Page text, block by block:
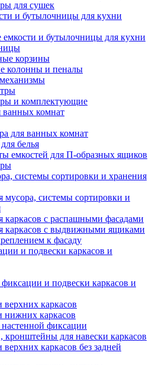
для сушек
и бутылочницы для кухни
емкости и бутылочницы для кухни
корзины
колонны и пеналы
и комплектующие
ванных комнат
для ванных комнат
белья
емкостей для П-образных ящиков
системы сортировки и хранения
мусора, системы сортировки и
каркасов с распашными фасадами
каркасов с выдвижными ящиками
к фасаду
и подвески каркасов и
и подвески каркасов и
верхних каркасов
нижних каркасов
фиксации
для навески каркасов
каркасов без задней